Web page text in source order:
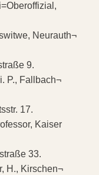
Neurauth¬
9.
P., Fallbach¬
17.
Kaiser
33.
H., Kirschen¬